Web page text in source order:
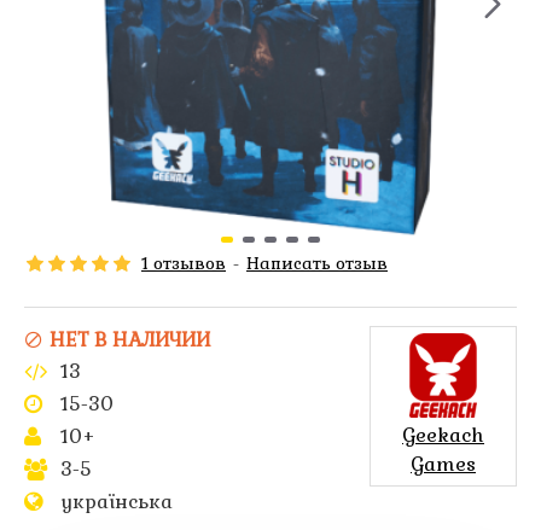
1 отзывов - Написать отзыв
НЕТ В НАЛИЧИИ
13
15-30
10+
3-5
українська
Geekach
Games